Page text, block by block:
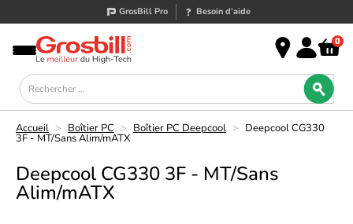
GrosBill Pro Besoin d’aide
0
Accueil > Boîtier PC > Boîtier PC Deepcool > Deepcool CG330
3F - MT/Sans Alim/mATX
Deepcool CG330 3F - MT/Sans
Alim/mATX